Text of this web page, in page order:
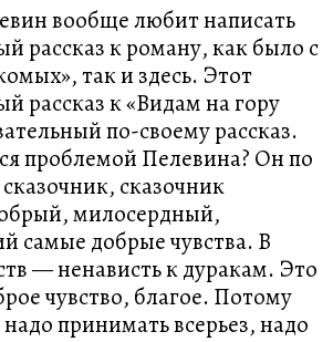
вообще любит написать
рассказ к роману, как было с
так и здесь. Этот
рассказ к «Видам на гору
по-своему рассказ.
проблемой Пелевина? Он по
сказочник
милосердный,
самые добрые чувства. В
— ненависть к дуракам. Это
чувство, благое. Потому
принимать всерьез, надо